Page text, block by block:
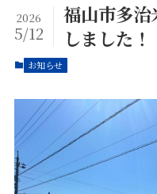
福山市多治
しました！
2026
5/12
お知らせ